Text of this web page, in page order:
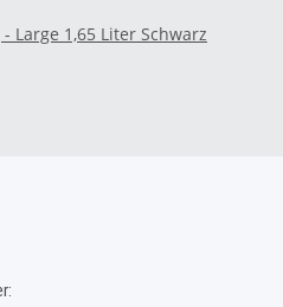
Large 1,65 Liter Schwarz